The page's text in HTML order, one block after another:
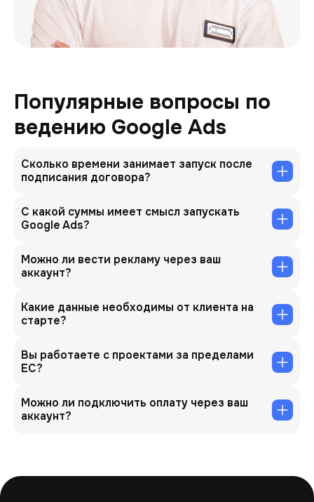
Популярные вопросы по
ведению Google Ads
Сколько времени занимает запуск после
подписания договора?
С какой суммы имеет смысл запускать
Google Ads?
Можно ли вести рекламу через ваш
аккаунт?
Какие данные необходимы от клиента на
старте?
Вы работаете с проектами за пределами
ЕС?
Можно ли подключить оплату через ваш
аккаунт?